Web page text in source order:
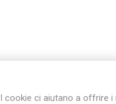
I cookie ci aiutano a offrire i